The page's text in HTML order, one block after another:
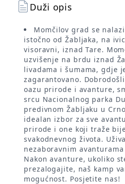
Duži opis
Momčilov grad se
istočno od Žabljaka, na
visoravni, iznad Tare.
uzvišenje na brdu iznad
livadama i šumama, gdje
zagarantovano.
oazu prirode i avanture,
srcu Nacionalnog parka
predivnom Žabljaku u
idealan izbor za sve
prirode i one koji traže
svakodnevnog života.
nezaboravnim
Nakon avanture, ukoliko
prezalogajite, naš kamp
mogućnost. Posjetite nas!